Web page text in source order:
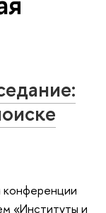
конференции
«Институты и